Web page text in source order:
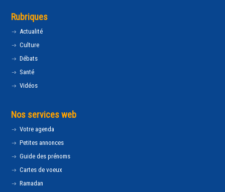
Rubriques
Actualité
Culture
Débats
Santé
Vidéos
Nos services web
Votre agenda
Petites annonces
Guide des prénoms
Cartes de voeux
Ramadan